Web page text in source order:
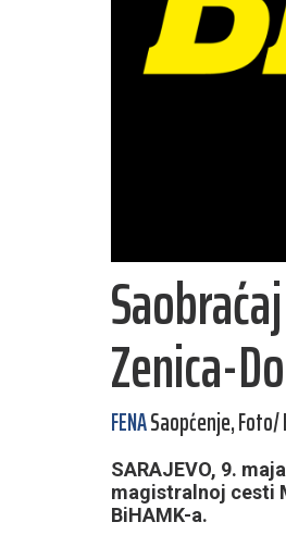
Zenica-
FENASaopćenje, Foto/
SARAJEVO, 9.
magistralnoj cesti
BiHAMK-a.